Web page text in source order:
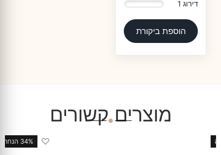
דירוג 1
הוספת ביקורת
מוצרים קשורים
34% הנחה